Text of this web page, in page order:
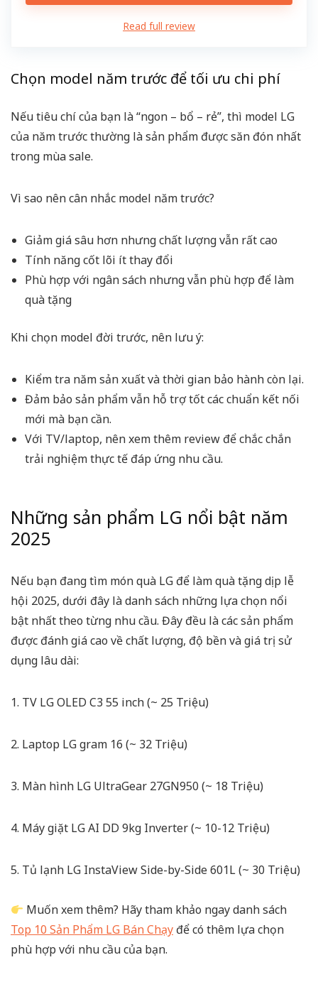
Read full review
Chọn model năm trước để tối ưu chi phí
Nếu tiêu chí của bạn là “ngon – bổ – rẻ”, thì model LG
của năm trước thường là sản phẩm được săn đón nhất
trong mùa sale.
Vì sao nên cân nhắc model năm trước?
Giảm giá sâu hơn nhưng chất lượng vẫn rất cao
Tính năng cốt lõi ít thay đổi
Phù hợp với ngân sách nhưng vẫn phù hợp để làm
quà tặng
Khi chọn model đời trước, nên lưu ý:
Kiểm tra năm sản xuất và thời gian bảo hành còn lại.
Đảm bảo sản phẩm vẫn hỗ trợ tốt các chuẩn kết nối
mới mà bạn cần.
Với TV/laptop, nên xem thêm review để chắc chắn
trải nghiệm thực tế đáp ứng nhu cầu.
Những sản phẩm LG nổi bật năm
2025
Nếu bạn đang tìm món quà LG để làm quà tặng dịp lễ
hội 2025, dưới đây là danh sách những lựa chọn nổi
bật nhất theo từng nhu cầu. Đây đều là các sản phẩm
được đánh giá cao về chất lượng, độ bền và giá trị sử
dụng lâu dài:
1. TV LG OLED C3 55 inch (~ 25 Triệu)
2. Laptop LG gram 16 (~ 32 Triệu)
3. Màn hình LG UltraGear 27GN950 (~ 18 Triệu)
4. Máy giặt LG AI DD 9kg Inverter (~ 10-12 Triệu)
5. Tủ lạnh LG InstaView Side-by-Side 601L (~ 30 Triệu)
Muốn xem thêm? Hãy tham khảo ngay danh sách
Top 10 Sản Phẩm LG Bán Chạy để có thêm lựa chọn
phù hợp với nhu cầu của bạn.